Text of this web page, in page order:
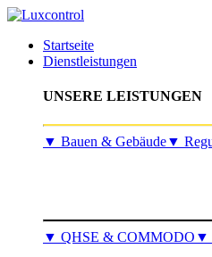
Startseite
Dienstleistungen
UNSERE LEISTUNGEN
​▼ Bauen & Gebäude▼
▼ QHSE & COMMODO ▼